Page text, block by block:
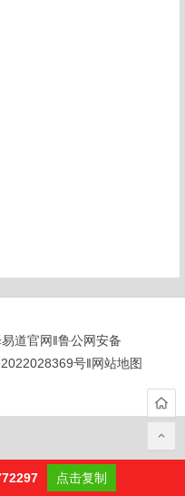
道官网‖鲁公网安备
号‖网站地图
点击复制